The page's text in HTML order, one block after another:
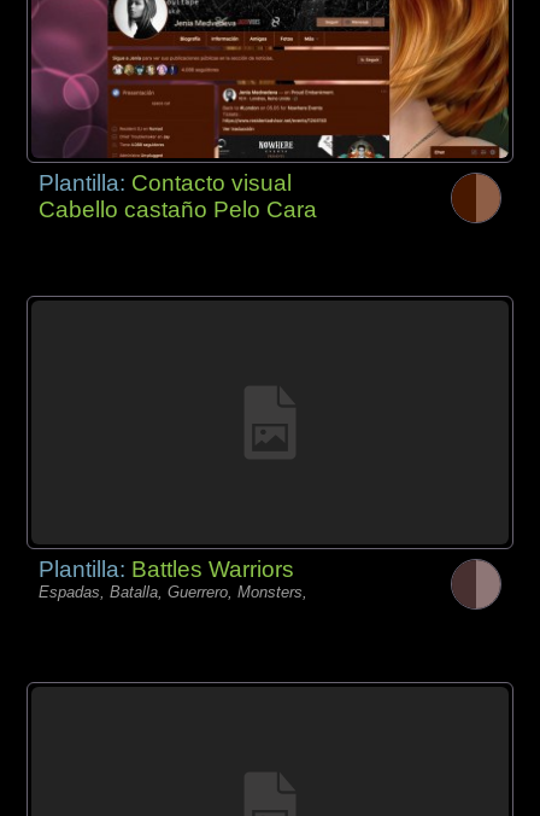
Plantilla: Contacto visual
Cabello castaño Pelo Cara
Plantilla: Battles Warriors
Espadas, Batalla, Guerrero, Monsters,